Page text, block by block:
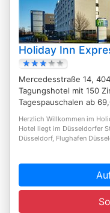
Holiday Inn
Mercedesstraße 14,
Tagungshotel mit 150
Tagespauschalen ab
Herzlich Willkommen im
Hotel liegt im Düsseldorfer
Düsseldorf, Flughafen